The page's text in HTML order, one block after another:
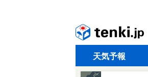
天気予報